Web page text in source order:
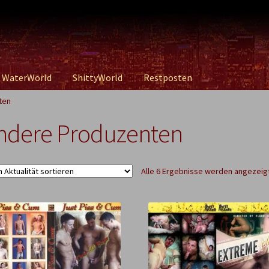
WaterWorld ShittyWorld Restposten
Produzenten
Alle 6 Ergebnisse werden